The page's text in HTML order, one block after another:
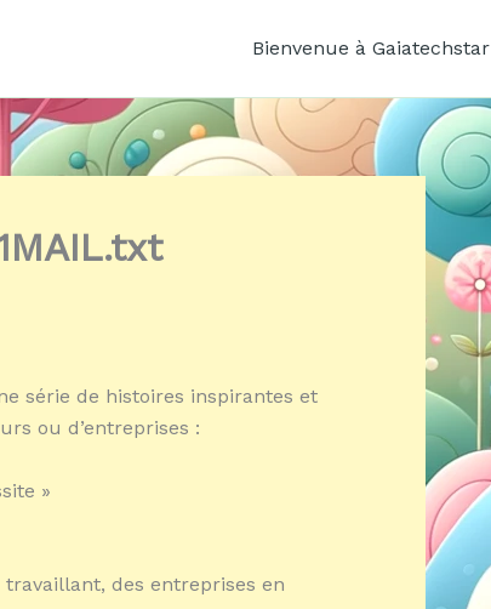
Bienvenue à Gaiatechstar
série de histoires inspirantes et
ou d’entreprises :
»
des entreprises en